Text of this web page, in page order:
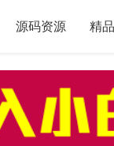
源码资源 精